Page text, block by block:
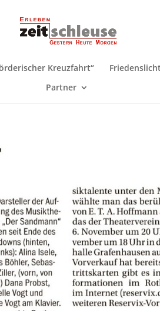
Kreuzfahrt“
Partner